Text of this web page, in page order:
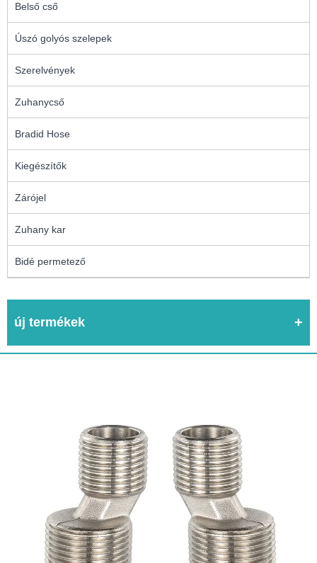
Belső cső
Úszó golyós szelepek
Szerelvények
Zuhanycső
Bradid Hose
Kiegészítők
Zárójel
Zuhany kar
Bidé permetező
új termékek